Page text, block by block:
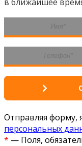
Отправляя форму,
персональных
* — Поля,